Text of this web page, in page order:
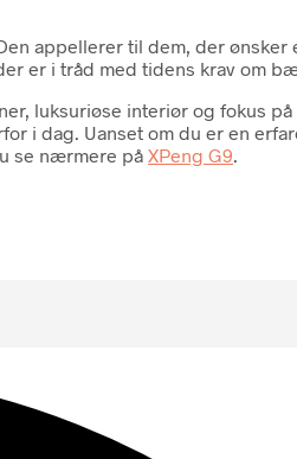
appellerer til dem, der ønsker
er i tråd med tidens krav om
luksuriøse interiør og fokus
i dag. Uanset om du er en
se nærmere på XPeng G9.